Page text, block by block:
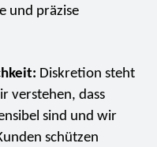
und präzise
Diskretion steht
verstehen, dass
sind und wir
schützen